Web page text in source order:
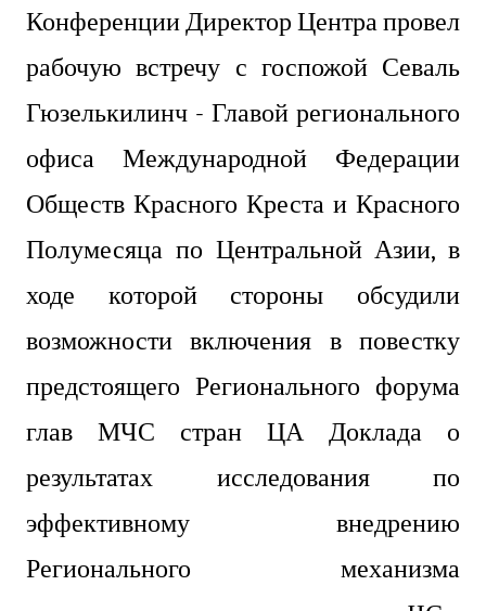
Конференции Директор Центра провел
рабочую встречу с госпожой Севаль
Гюзелькилинч - Главой регионального
офиса Международной Федерации
Обществ Красного Креста и Красного
Полумесяца по Центральной Азии, в
ходе которой стороны обсудили
возможности включения в повестку
предстоящего Регионального форума
глав МЧС стран ЦА Доклада о
результатах исследования по
эффективному внедрению
Регионального механизма